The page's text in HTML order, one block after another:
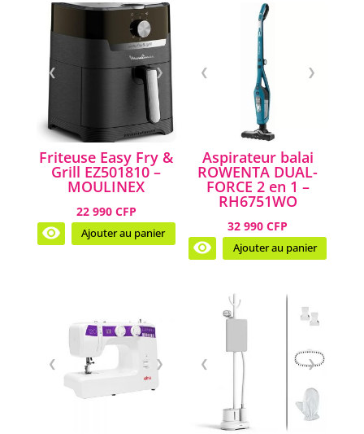
❮ ❯
Friteuse Easy Fry &
Grill EZ501810 –
MOULINEX
22 990 CFP
Ajouter au panier
❮ ❯
Aspirateur balai
ROWENTA DUAL-
FORCE 2 en 1 –
RH6751WO
32 990 CFP
Ajouter au panier
❮ ❯ ❮ ❯